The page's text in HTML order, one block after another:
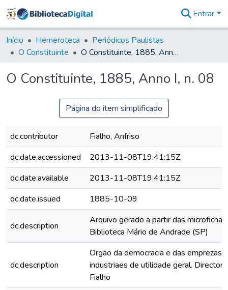
&
Coleções
Tudo na
Digital
Entrar
Início Hemeroteca
Periódicos Paulistas
O Constituinte
O Constituinte, 1885, Anno I, n. 08
O Constituinte, 1885, Anno I, n. 08
Página do item simplificado
dc.contributor
Fialho, Anfriso
dc.date.accessioned
2013-11-08T19:41:15Z
dc.date.available
2013-11-08T19:41:15Z
dc.date.issued
1885-10-09
dc.description
Arquivo gerado a partir das
Biblioteca Mário de Andrade (SP)
dc.description
Orgão da democracia e das emprezas
industriaes de utilidade geral. Director:
Fialho